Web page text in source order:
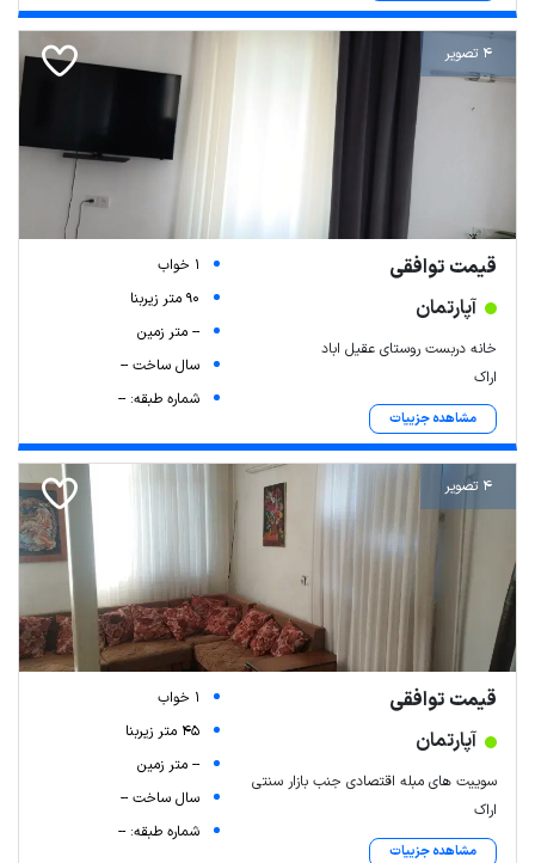
4 تصویر
قیمت توافقی
آپارتمان
خانه دربست روستای عقیل اباد
اراک
مشاهده جزییات
1 خواب
90 متر زیربنا
-- متر زمین
سال ساخت --
شماره طبقه: --
4 تصویر
قیمت توافقی
آپارتمان
سوییت های مبله اقتصادی جنب بازار سنتی
اراک
مشاهده جزییات
1 خواب
45 متر زیربنا
-- متر زمین
سال ساخت --
شماره طبقه: --